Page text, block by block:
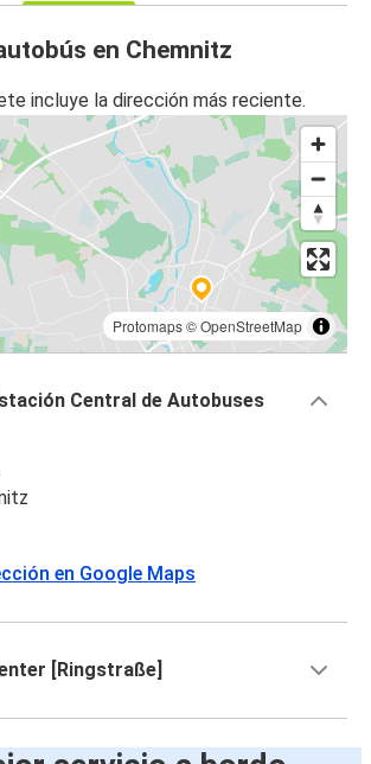
en Chemnitz
incluye la dirección más reciente.
Protomaps©OpenStreetMap
Central de Autobuses
en Google Maps
[Ringstraße]